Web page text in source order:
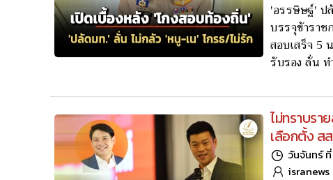
'อรรษิษฐ์' ป
บรรจุข้ารา
สอบเสร็จ 5
รับรอง ลั่น
ไม่ทราบร
เลือกตั้ง ส
วันจันทร์
isranews